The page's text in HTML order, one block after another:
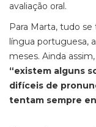
avaliação oral.
Para Marta, tudo
língua portuguesa,
meses. Ainda
“existem alguns
difíceis de
tentam sempre